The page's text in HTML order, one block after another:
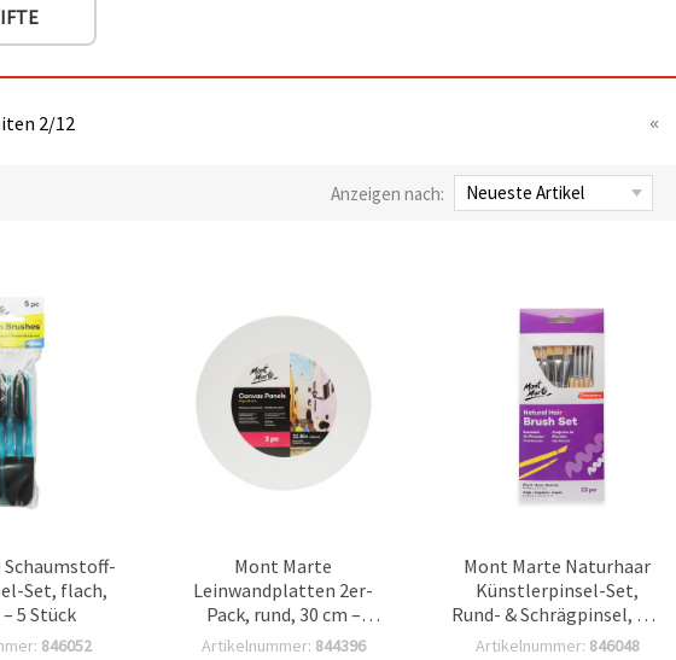
«
2/12
Anzeigen nach:
Set, flach,
5 Stück
846052
Mont Marte
Leinwandplatten 2er-
Pack, rund, 30 cm –
aufgezogene Malplatten
Artikelnummer: 844396
Mont Marte Naturhaar
Künstlerpinsel-Set,
Rund- & Schrägpinsel, 13-
teilig
Artikelnummer: 846048